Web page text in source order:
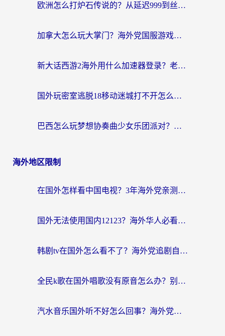
欧洲怎么打炉石传说的？从延迟999到丝滑上分，我找到了靠谱加速器
加拿大怎么玩大掌门？海外党国服游戏加速避坑指南（附实用工具推荐）
新大话西游2海外用什么加速器登录？老玩家亲测有效的国服游戏加速指南
国外玩密室逃脱18移动迷城打不开怎么办？海外玩家亲测有效的解决指南
巴西怎么玩梦想协奏曲少女乐团派对？海外党必看的国服游戏加速全攻略（附波兰天涯明月刀实用技巧）
海外地区限制
在国外怎样看中国电视？3年海外党亲测有效的追剧加速器指南
国外无法使用国内12123？海外华人必看：选对回国加速器，解决迪拜语音+12123访问难题
韩剧tv在国外怎么看不了？海外党追剧自由的终极解决方案来了
全民k歌在国外唱歌没有原音怎么办？别让地域限制毁了你的麦霸时刻
汽水音乐国外听不好怎么回事？海外党亲测有效的回国加速方案来了